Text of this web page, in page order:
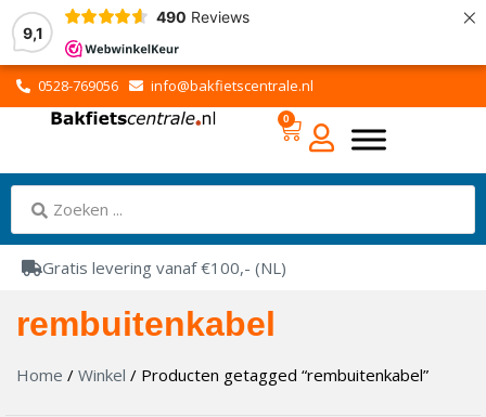
9,1
490 Reviews ×
0528-769056 info@bakfietscentrale.nl
0
Gratis levering vanaf €100,- (NL)
rembuitenkabel
Home / Winkel / Producten getagged “rembuitenkabel”